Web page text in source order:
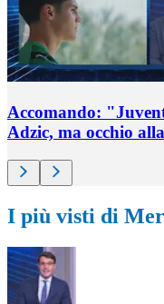
Accomando:
Adzic, ma occhio
I più visti di